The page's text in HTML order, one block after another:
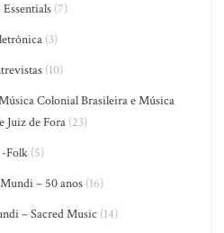
(7)
(3)
(10)
Colonial Brasileira e Música
Juiz de Fora (23)
-Folk(5)
– 50 anos(16)
– Sacred Music (14)